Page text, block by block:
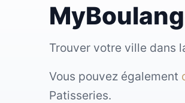
Trouver votre ville dans
Vous pouvez également
Patisseries.